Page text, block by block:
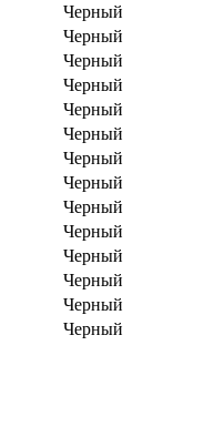
Черный
Черный
Черный
Черный
Черный
Черный
Черный
Черный
Черный
Черный
Черный
Черный
Черный
Черный